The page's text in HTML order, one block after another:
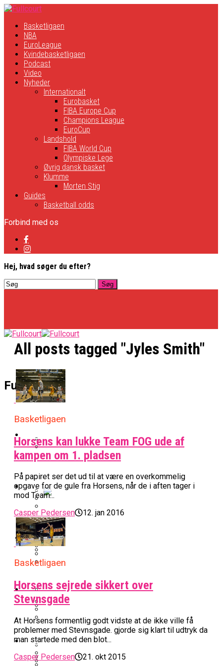
Basketligaen
NBA
EuroLeague
Kvindebasketligaen
Podcast
Video
Nyheder
Internationalt
Eurobasket
FIBA Europe Cup
Champions League
EuroCup
Landshold
FIBA World Cup
Olympiske Lege
Øvrig dansk basket
Klumme
Morten Stig
Guides
Basketball odds
Forbind med os
Hej, hvad søger du efter?
Fullcourt
Basketligaen
Officielt: Vejen Gafler Dansker Hos Rabbits
BK Vejen Opruster: Amerikansk Point
Guard På Plads
Nu Står Det Klart: Den Dag Starter
Basketligaen
Værløse-Komet Skifter Til Den Bedste
Spanske Række
Officielt: Bakken Skal Spille Champions
League-Kvalifikation
NBA
Miami Heat Smider Skandaleramt Spiller
På Porten
Stjerne Akut Opereret: Misser Nøglekampe
Efter Uhyggelig Skade
EuroLeague
Danskerne Imponerede Torsdag Aften I
EuroLeague
I EuroLeague
Sølv Til Tobias Jensen: Bayern Er Tysk
Mester Efter To Missede Ulm-Matchbolde
Kvindebasketligaen
College Er Slut: Frida Formann Fortsætter
Karrieren I Schweiz
Efter ‘The Double’: Kvindebasketligaens
MVP Rykker Til Sverige
Podcast
Podcast: “Med Lars Og Torben Som
Trænere, Gav Man Sig 100 Procent”
Video
All posts tagged "Jyles Smith"
Basketligaen
Horsens kan lukke Team FOG ude af
kampen om 1. pladsen
På papiret ser det ud til at være en overkommelig
opgave for de gule fra Horsens, når de i aften tager i
mod Team...
Casper Pedersen
12. jan 2016
Basketligaen
Horsens sejrede sikkert over
Stevnsgade
At Horsens formentlig godt vidste at de ikke ville få
problemer med Stevnsgade. gjorde sig klart til udtryk da
man startede med den blot...
Casper Pedersen
21. okt 2015